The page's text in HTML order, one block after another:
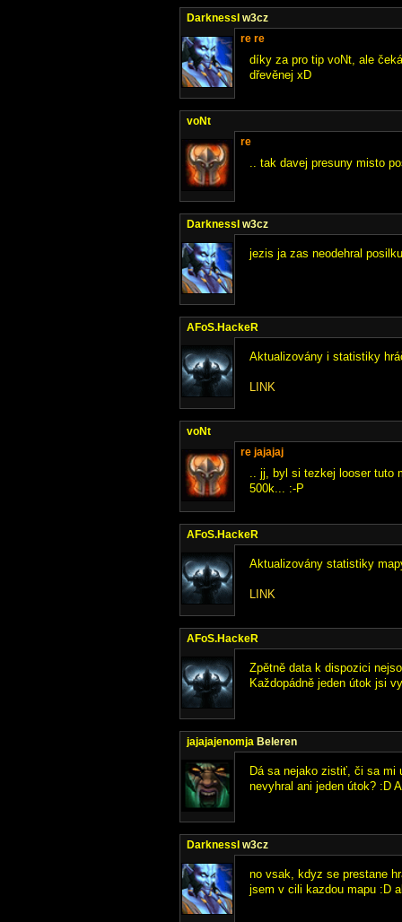
DarknessI w3cz
re re
díky za pro tip voNt, ale
dřevěnej xD
voNt
re
.. tak davej presuny misto
DarknessI w3cz
jezis ja zas neodehral
AFoS.HackeR
Aktualizovány i statistiky
LINK
voNt
re jajajaj
.. jj, byl si tezkej looser tuto
500k... :-P
AFoS.HackeR
Aktualizovány statistiky
LINK
AFoS.HackeR
Zpětně data k dispozici
Každopádně jeden útok jsi
jajajajenomja Beleren
Dá sa nejako zistiť, či sa mi
nevyhral ani jeden útok? :D
DarknessI w3cz
no vsak, kdyz se prestane
jsem v cili kazdou mapu :D